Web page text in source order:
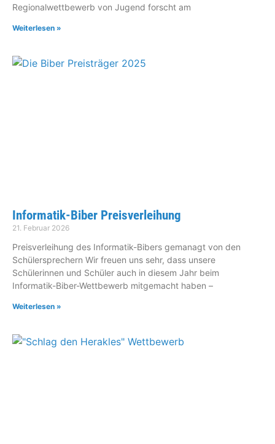
Regionalwettbewerb von Jugend forscht am
Weiterlesen »
Informatik-Biber Preisverleihung
21. Februar 2026
Preisverleihung des Informatik-Bibers gemanagt von den
Schülersprechern Wir freuen uns sehr, dass unsere
Schülerinnen und Schüler auch in diesem Jahr beim
Informatik-Biber-Wettbewerb mitgemacht haben –
Weiterlesen »